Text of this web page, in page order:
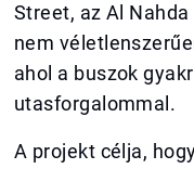
Street, az Al
nem
ahol a buszok
utasforgalommal.
A projekt célja,